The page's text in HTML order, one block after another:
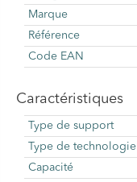
Marque
Référence
Code EAN
Caractéristiques
Type de support
Type de technologie
Capacité